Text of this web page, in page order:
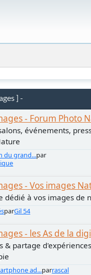
] -
- Forum Photo
événements,
du grand...par
- Vos images
dédié à vos images de
parGil 54
- les As de la
& partage
ad...parrascal